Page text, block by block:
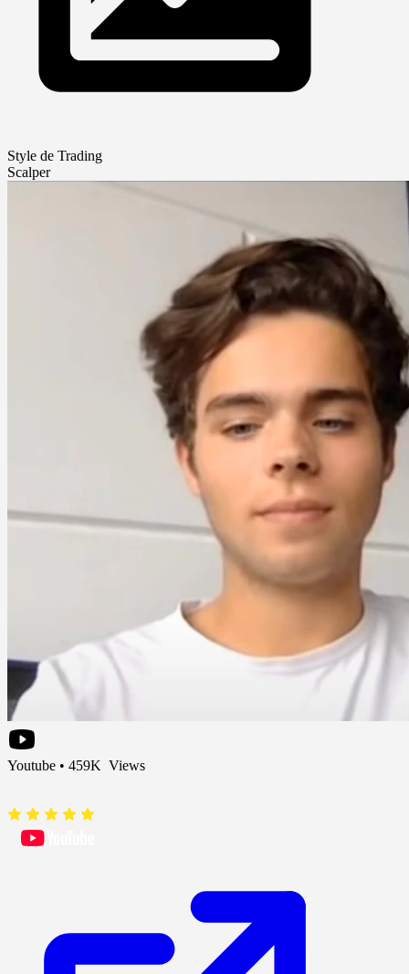
Style de Trading
Scalper
Youtube • 459K Views